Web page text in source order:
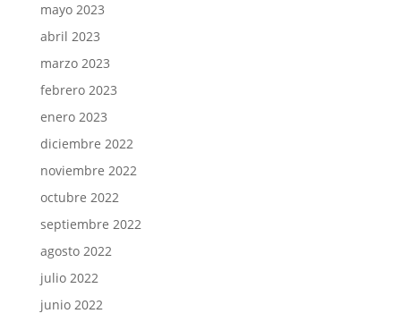
mayo 2023
abril 2023
marzo 2023
febrero 2023
enero 2023
diciembre 2022
noviembre 2022
octubre 2022
septiembre 2022
agosto 2022
julio 2022
junio 2022